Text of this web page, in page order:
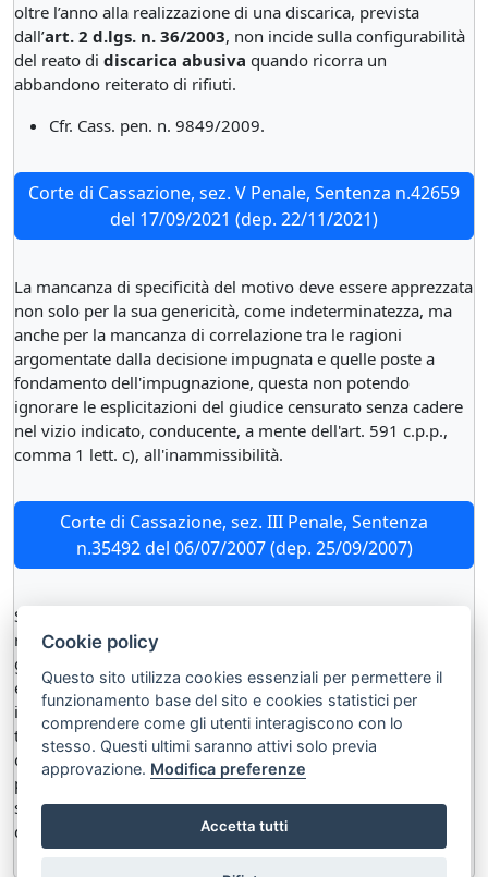
oltre l’anno alla realizzazione di una discarica, prevista
dall’art. 2 d.lgs. n. 36/2003, non incide sulla configurabilità
del reato di discarica abusiva quando ricorra un
abbandono reiterato di rifiuti.
Cfr. Cass. pen. n. 9849/2009.
Corte di Cassazione, sez. V Penale, Sentenza n.42659
del 17/09/2021 (dep. 22/11/2021)
La mancanza di specificità del motivo deve essere apprezzata
non solo per la sua genericità, come indeterminatezza, ma
anche per la mancanza di correlazione tra le ragioni
argomentate dalla decisione impugnata e quelle poste a
fondamento dell'impugnazione, questa non potendo
ignorare le esplicitazioni del giudice censurato senza cadere
nel vizio indicato, conducente, a mente dell'art. 591 c.p.p.,
comma 1 lett. c), all'inammissibilità.
Corte di Cassazione, sez. III Penale, Sentenza
n.35492 del 06/07/2007 (dep. 25/09/2007)
Si considerano aspecifici i motivi che ripropongono le stesse
ragioni già discusse e ritenute infondate dal giudice del
gravame. La mancanza di specificità del motivo, invero, deve
essere apprezzata non solo per la sua genericità, come
indeterminatezza, ma anche per la mancanza di correlazione
tra le ragioni argomentate dalla decisione impugnata e
quelle poste a fondamento dell'impugnazione, questa non
potendo ignorare le esplicitazioni del giudice censurato
senza cadere nel vizio di aspecificità conducente, a mente
dell'art. 591 comma 1 lett. c), all'inammissibilità.
Cookie policy
Questo sito utilizza cookies essenziali per permettere il
funzionamento base del sito e cookies statistici per
comprendere come gli utenti interagiscono con lo
stesso. Questi ultimi saranno attivi solo previa
approvazione. Modifica preferenze
Accetta tutti